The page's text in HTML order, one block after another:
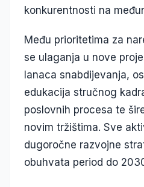
konkurentnosti na
Među prioritetima za
se ulaganja u nove
lanaca snabdijevanja,
edukacija stručnog
poslovnih procesa te
novim tržištima. Sve
dugoročne razvojne
obuhvata period do